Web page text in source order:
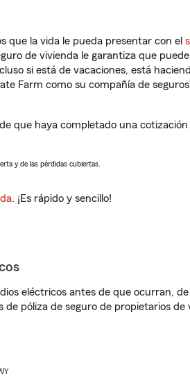
que la vida le pueda presentar con el
de vivienda le garantiza que
si está de vacaciones, está
Farm como su compañía de
que haya completado una
y de las pérdidas cubiertas.
. ¡Es rápido y sencillo!
eléctricos antes de que ocurran,
de póliza de seguro de propietarios